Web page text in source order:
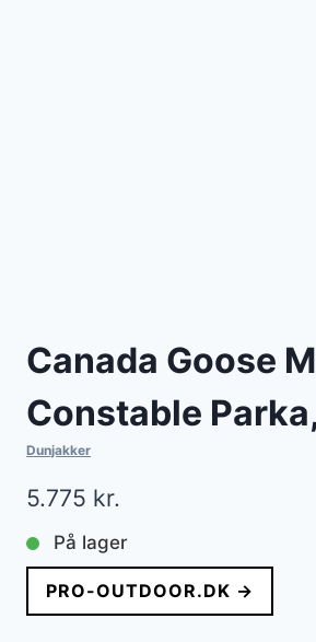
Canada Goose
Constable
Dunjakker
5.775 kr.
På lager
PRO-OUTDOOR.DK →